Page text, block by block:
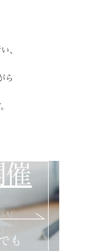
、
ら
催
も